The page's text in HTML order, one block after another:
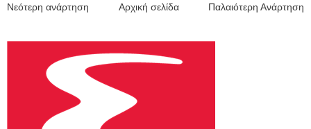
Νεότερη ανάρτηση Παλαιότερη Ανάρτηση
Αρχική σελίδα